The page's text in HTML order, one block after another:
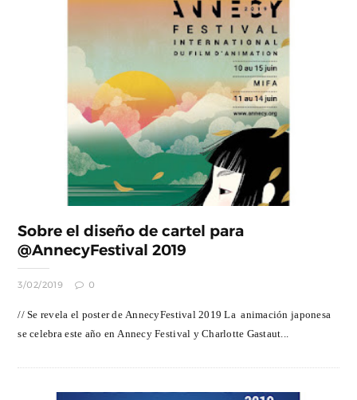
Sobre el diseño de cartel para
@AnnecyFestival 2019
3/02/2019 0
// Se revela el poster de AnnecyFestival 2019 La animación japonesa
se celebra este año en Annecy Festival y Charlotte Gastaut...